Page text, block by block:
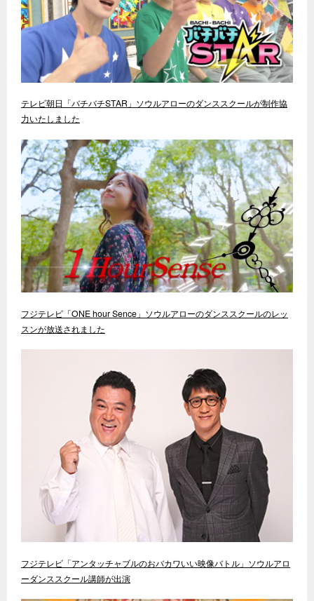
テレビ朝日「バチバチSTAR」ソウルアローのダンススクールが制作協
力いたしました
フジテレビ「ONE hour Sence」ソウルアローのダンススクールのレッ
スンが放送されました
フジテレビ「アンタッチャブルのおバカワいい映像バトル」ソウルアロ
ーダンススクール講師が出演